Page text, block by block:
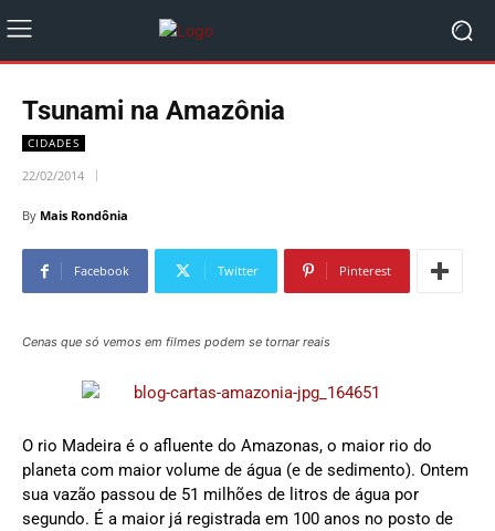
Tsunami na Amazônia
CIDADES
22/02/2014
By Mais Rondônia
Facebook Twitter Pinterest
Cenas que só vemos em filmes podem se tornar reais
O rio Madeira é o afluente do Amazonas, o maior rio do
planeta com maior volume de água (e de sedimento). Ontem
sua vazão passou de 51 milhões de litros de água por
segundo. É a maior já registrada em 100 anos no posto de